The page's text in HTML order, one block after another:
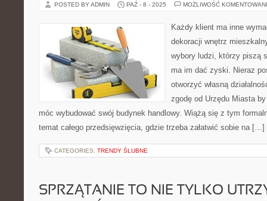
POSTED BY ADMIN PAŹ - 8 - 2025 MOŻLIWOŚĆ
Każdy klient ma inne
dekoracji wnętrz
wybory ludzi, którzy piszą
ma im dać zyski. Nieraz
otworzyć własną
zgodę od Urzędu Miasta
móc wybudować swój budynek handlowy. Wiążą się z tym
temat całego przedsięwzięcia, gdzie trzeba załatwić sobie na […]
CATEGORIES: TRENDY ŚLUBNE
SPRZĄTANIE TO NIE TYLKO